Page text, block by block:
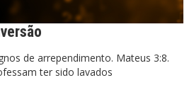
de arrependimento. Mateus 3:8.
ter sido lavados